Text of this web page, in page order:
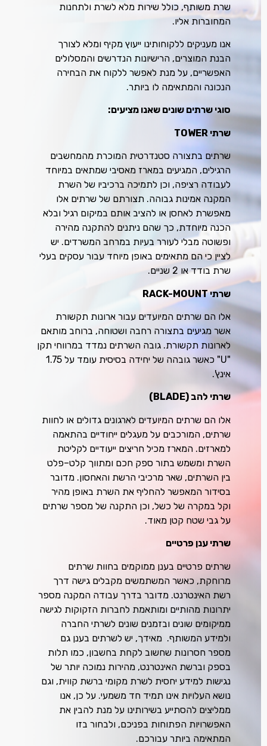
שרת משותף, כולל שירות מלא לשרת ולתחנות
המחוברות אליו.
אנו מעניקים ללקוחותינו ייעוץ מקיף ומלא לצורך
הבנת המוצרים, הרישיונות הנדרשים והמסלולים
האפשריים, על מנת לאפשר ללקוח את הבחירה
הנכונה והמתאימה לו ביותר.
סוגי שרתים שונים שאנו מציעים:
שרתי TOWER
שרתים בתצורה סטנדרטית המוכרת מהמחשבים
הרגילים, המגיעים במארז מאסיבי שמתאים במיוחד
לעבודה רציפה, וכן לתמיכה ברכיביו של השרת
המקנה אמינות גבוהה. תצורתם של שרתים אלו
מאפשרת לאחסן או להציב אותם במיקום רגיל ובלא
הכנה מיוחדת, כך שהם ניתנים להתקנה מהירה
ופשוטה מבלי לעורר בעיות במרחב המשרדים. יש
לציין כי הם מתאימים באופן מיוחד עבור עסקים בעלי
שרת בודד או 2 שניים.
שרתי RACK-MOUNT
אלו הם שרתים המיועדים עבור ארונות תקשורת
אשר מגיעים בתצורה רחבה ושטוחה, ברוחב מותאם
לארונות תקשורת. גובה השרתים נמדד במרווחי תקן
"U" כאשר גובהה של יחידה בסיסית עומד על 1.75
אינץ'.
שרתי להב (BLADE)
אלו הם שרתים המיועדים לארגונים גדולים או לחוות
שרתים, המורכבים על מעגלים ייחודיים בהתאמה
למארזים. המארז מכיל חריצים ייעודיים לקליטת
השרת ומשמש בתור ספק חכם ומתווך קלט–פלט
בין השרתים, שאר מרכיבי הרשת והאחסון. מדובר
בסידור המאפשר להחליף את השרת באופן מהיר
וקל במקרה של כשל, וכן התקנה של מספר שרתים
על גבי שטח קטן מאוד.
שרתי ענן פרטיים
שרתים פרטיים בענן ממוקמים בחוות שרתים
מרוחקת, כאשר המשתמשים מקבלים גישה דרך
רשת האינטרנט. מדובר בדרך עבודה המקנה מספר
יתרונות מהותיים ומותאמת לחברות הזקוקות לגישה
ממיקומים שונים ובזמנים שונים לשרתי החברה
ולמידע המשותף. מאידך, יש לשרתים בענן גם
מספר חסרונות שחשוב לקחת בחשבון, כמו תלות
בספק וברשת האינטרנט, מהירות נמוכה יותר של
נגישות למידע יחסית לשרת מקומי ברשת קווית, וגם
נושא העלויות אינו תמיד חד משמעי. על כן, אנו
ממליצים להסתייע בשירותינו על מנת להבין את
האפשרויות הפתוחות בפניכם, ולבחור בזו
המתאימה ביותר עבורכם.